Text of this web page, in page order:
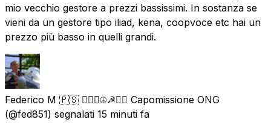
mio vecchio gestore a prezzi bassissimi. In sostanza se
vieni da un gestore tipo iliad, kena, coopvoce etc hai un
prezzo più basso in quelli grandi.
Federico M 🇵🇸 ✊🏿🌈☮️☭🏴‍☠️ Capomissione ONG
(@fed851) segnalati 15 minuti fa